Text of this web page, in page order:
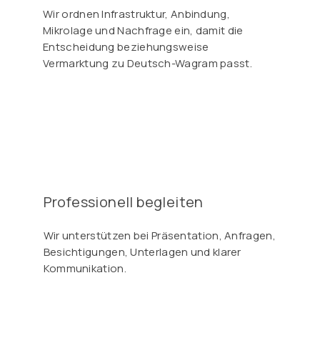
Wir ordnen Infrastruktur, Anbindung,
Mikrolage und Nachfrage ein, damit die
Entscheidung beziehungsweise
Vermarktung zu Deutsch-Wagram passt.
Professionell begleiten
Wir unterstützen bei Präsentation, Anfragen,
Besichtigungen, Unterlagen und klarer
Kommunikation.